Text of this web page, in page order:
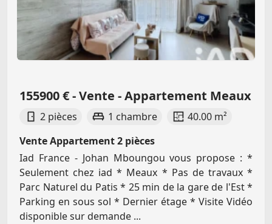
155900 € - Vente - Appartement Meaux
2 pièces 1 chambre
40.00 m²
Vente Appartement 2 pièces
Iad France - Johan Mboungou vous propose : *
Seulement chez iad * Meaux * Pas de travaux *
Parc Naturel du Patis * 25 min de la gare de l'Est *
Parking en sous sol * Dernier étage * Visite Vidéo
disponible sur demande ...